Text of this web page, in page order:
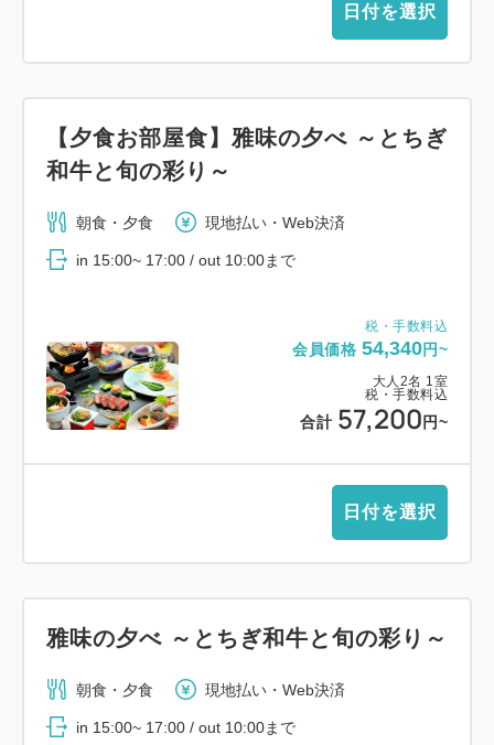
日付を選択
税・手数料込
会員価格 54,340円~
大人 2名 1 室
税・手数料込
合計 57,200 円~
【夕食お部屋食】雅味の夕べ ～とちぎ
和牛と旬の彩り～
朝食・夕食 現地払い・Web決済
in 15:00~ 17:00 / out 10:00まで
日付を選択
雅味の夕べ ～とちぎ和牛と旬の彩り～
朝食・夕食 現地払い・Web決済
in 15:00~ 17:00 / out 10:00まで